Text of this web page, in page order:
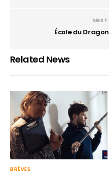
École du
Related News
BRÈVES